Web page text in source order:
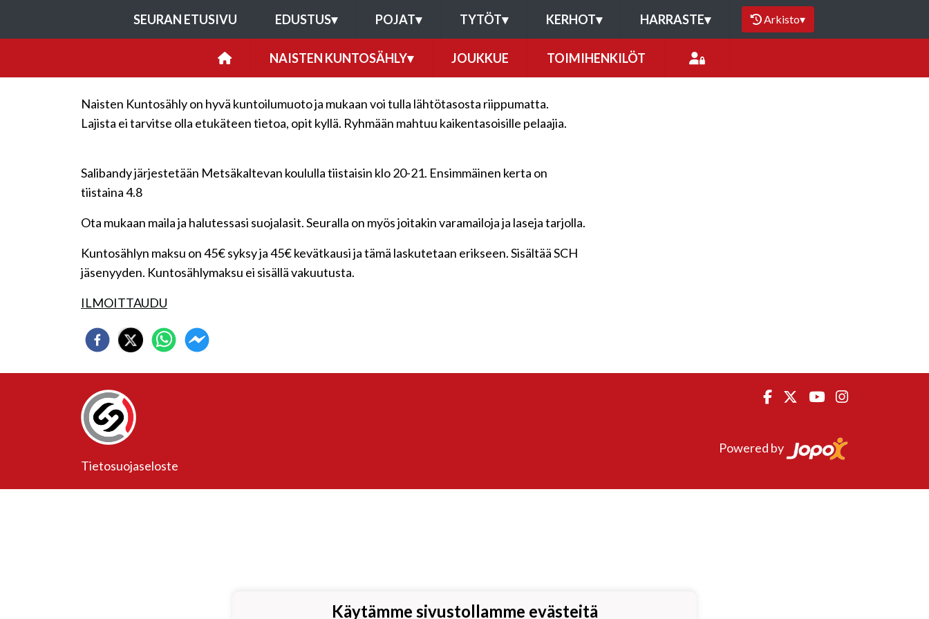
SEURAN ETUSIVU EDUSTUS▾ POJAT▾ TYTÖT▾ KERHOT▾ HARRASTE▾ Arkisto▾
NAISTEN KUNTOSÄHLY▾ JOUKKUE TOIMIHENKILÖT
Naisten Kuntosähly on hyvä kuntoilumuoto ja mukaan voi tulla lähtötasosta riippumatta.
Lajista ei tarvitse olla etukäteen tietoa, opit kyllä. Ryhmään mahtuu kaikentasoisille pelaajia.
Salibandy järjestetään Metsäkaltevan koululla tiistaisin klo 20-21. Ensimmäinen kerta on
tiistaina 4.8
Ota mukaan maila ja halutessasi suojalasit. Seuralla on myös joitakin varamailoja ja laseja tarjolla.
Kuntosählyn maksu on 45€ syksy ja 45€ kevätkausi ja tämä laskutetaan erikseen. Sisältää SCH
jäsenyyden. Kuntosählymaksu ei sisällä vakuutusta.
ILMOITTAUDU
Tietosuojaseloste
Powered by
Käytämme sivustollamme evästeitä